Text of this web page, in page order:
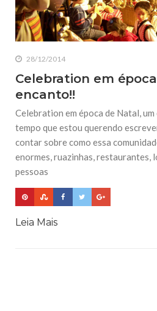
28/12/2014
Celebration em
encanto!!
Celebration em época de Natal,
tempo que estou querendo
contar sobre como essa
enormes, ruazinhas, restaurantes,
pessoas
Leia Mais